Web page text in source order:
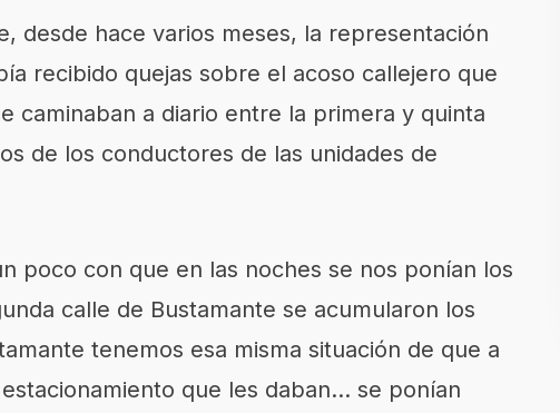
desde hace varios meses, la representación
recibido quejas sobre el acoso callejero que
caminaban a diario entre la primera y quinta
de los conductores de las unidades de
poco con que en las noches se nos ponían los
calle de Bustamante se acumularon los
tenemos esa misma situación de que a
que les daban… se ponían